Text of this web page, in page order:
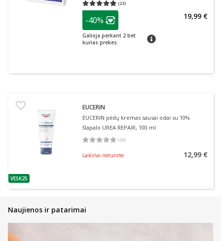
(23)
Vidutinis įvertinimas 4.87
patarimas
Lojalumo klubo narių nuolaida
-40%
Galioja perkant 2 bet
kurias prekes.
patarimas
19,99 €
patarimas
VESK25
EUCERIN
EUCERIN pėdų kremas sausai odai su 10%
šlapalo UREA REPAIR, 100 ml
(29)
Vidutinis įvertinimas 5.00
Laikinai neturime 12,99 €
Naujienos ir patarimai